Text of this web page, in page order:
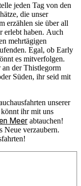
jeden Tag von den
die unser
erzählen sie über all
erlebt haben. Auch
mehrtägigen
Egal, ob Early
es mitverfolgen.
der Thistlegorm
Süden, ihr seid mit
unserer
ihr mit uns
Meer abtauchen!
Neue verzaubern.